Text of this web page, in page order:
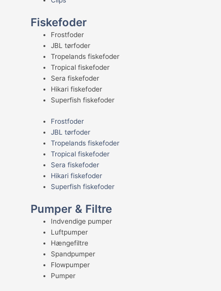
Fiskefoder
Frostfoder
JBL tørfoder
Tropelands fiskefoder
Tropical fiskefoder
Sera fiskefoder
Hikari fiskefoder
Superfish fiskefoder
Frostfoder
JBL tørfoder
Tropelands fiskefoder
Tropical fiskefoder
Sera fiskefoder
Hikari fiskefoder
Superfish fiskefoder
Pumper & Filtre
Indvendige pumper
Luftpumper
Hængefiltre
Spandpumper
Flowpumper
Pumper